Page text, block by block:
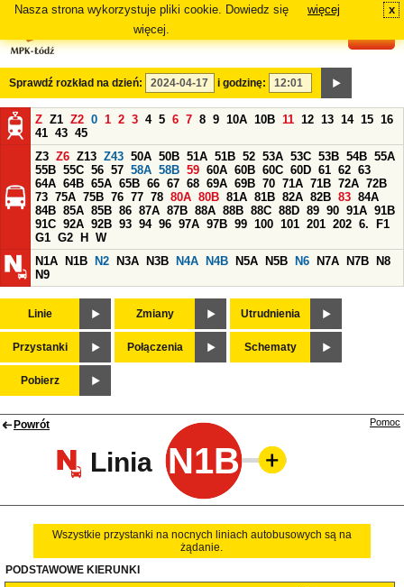
Nasza strona wykorzystuje pliki cookie. Dowiedz się
więcej.
więcej x
Sprawdź rozkład na dzień: i godzinę:
Z Z1 Z2 0 1 2 3 4 5 6 7 8 9 10A 10B 11 12 13 14 15 16
41 43 45
Z3 Z6 Z13 Z43 50A 50B 51A 51B 52 53A 53C 53B 54B 55A
55B 55C 56 57 58A 58B 59 60A 60B 60C 60D 61 62 63
64A 64B 65A 65B 66 67 68 69A 69B 70 71A 71B 72A 72B
73 75A 75B 76 77 78 80A 80B 81A 81B 82A 82B 83 84A
84B 85A 85B 86 87A 87B 88A 88B 88C 88D 89 90 91A 91B
91C 92A 92B 93 94 96 97A 97B 99 100 101 201 202 6.
F1
G1 G2 H
W
N1A
N1B N2 N3A N3B N4A N4B N5A N5B N6 N7A N7B
N8
N9
Linie Zmiany Utrudnienia
Przystanki Połączenia Schematy
Pobierz
Powrót
Linia N1B
Pomoc
Wszystkie przystanki na nocnych liniach autobusowych są na
żądanie.
PODSTAWOWE KIERUNKI